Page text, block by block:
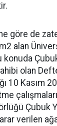
göre de
alan
konuda
olan
10 Kasım
Çubuk
verilen